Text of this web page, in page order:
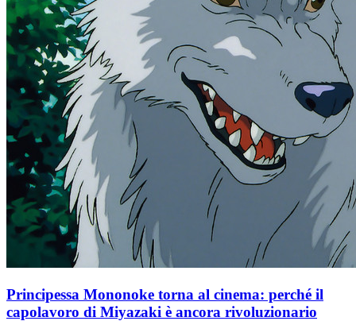
Principessa Mononoke torna al cinema: perché il
capolavoro di Miyazaki è ancora rivoluzionario